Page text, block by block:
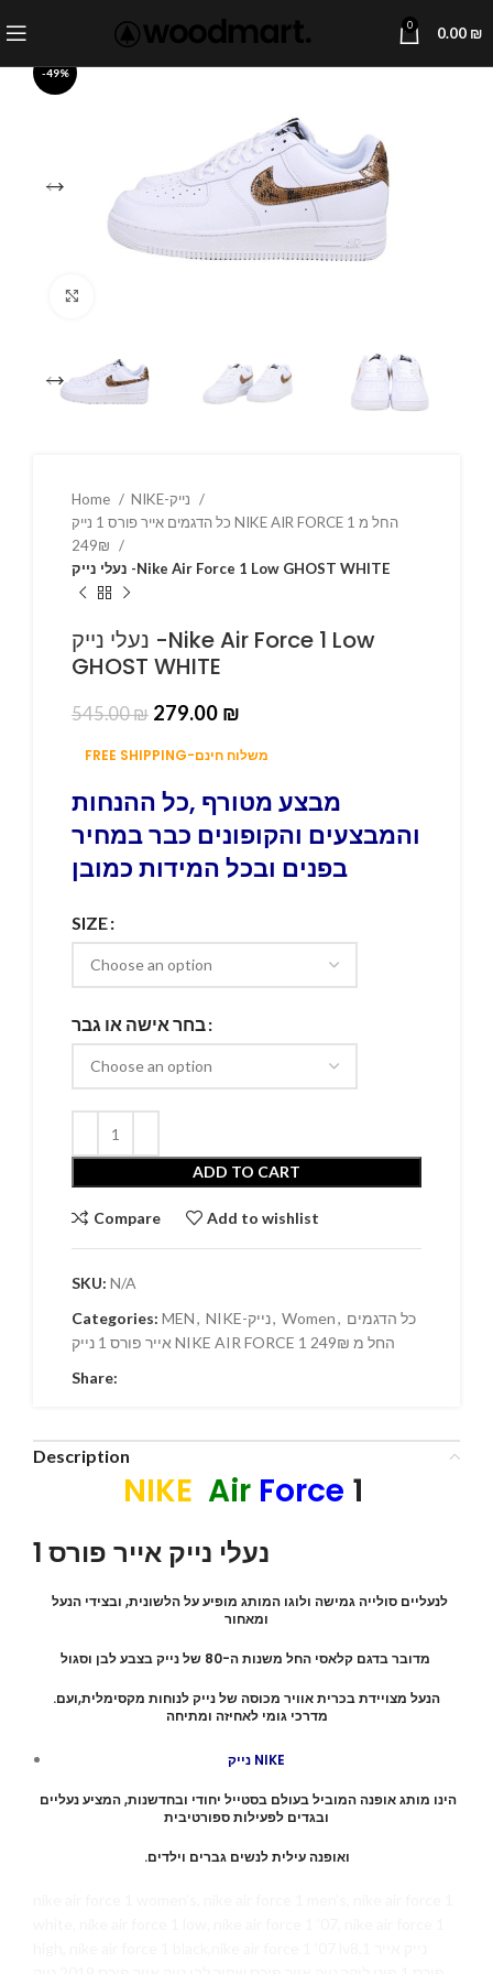
0 0.00 ₪
-49%
Home
כל הדגמים אייר פורס 1 נייק NIKE AIR FORCE 1 החל מ
נעלי נייק -Nike Air Force 1 Low GHOST WHITE
נעלי נייק -Nike Air Force 1 Low
GHOST WHITE
545.00₪ 279.00 ₪
FREE SHIPPING-משלוח חינם
מבצע מטורף ,כל ההנחות
והמבצעים והקופונים כבר במחיר
בפנים ובכל המידות כמובן
SIZE
בחר אישה או גבר
ADD TO CART
Compare Add to wishlist
SKU: N/A
Categories: MEN, NIKE-נייק, Women, כל הדגמים
אייר פורס 1 נייק NIKE AIR FORCE 1 החל מ 249₪
Share:
Description
NIKE Air Force 1
ומאחור
.הנעל מצויידת בכרית אוויר מכוסה של נייק לנוחות מקסימלית,ועם
מדרכי גומי לאחיזה ומתיחה
נייק NIKE
ובגדים לפעילות ספורטיבית
.ואופנה עילית לנשים גברים וילדים